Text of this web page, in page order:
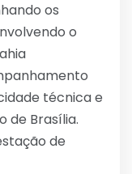
os
o
técnica e
de Brasília.
de